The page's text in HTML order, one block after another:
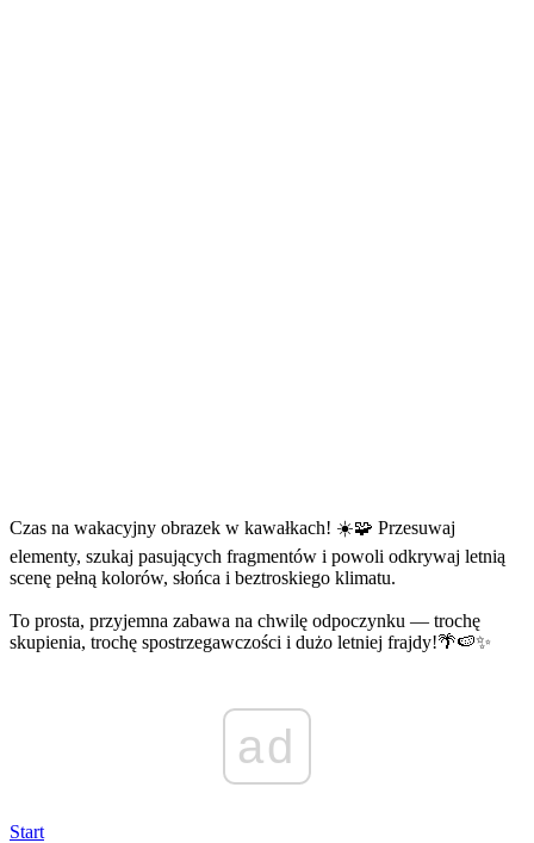
Czas na wakacyjny obrazek w kawałkach! ☀️🧩 Przesuwaj
elementy, szukaj pasujących fragmentów i powoli odkrywaj letnią
scenę pełną kolorów, słońca i beztroskiego klimatu.
To prosta, przyjemna zabawa na chwilę odpoczynku — trochę
skupienia, trochę spostrzegawczości i dużo letniej frajdy!🌴🍉✨
ad
Start